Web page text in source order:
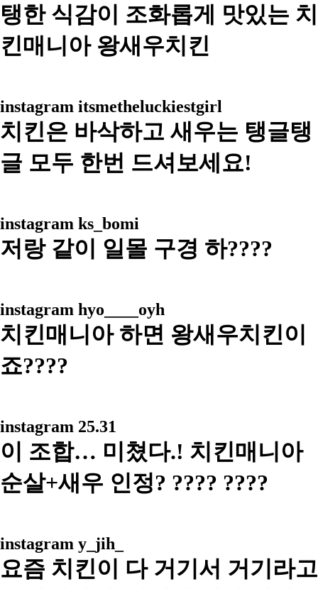
탱한 식감이 조화롭게 맛있는 치
킨매니아 왕새우치킨
instagram itsmetheluckiestgirl
치킨은 바삭하고 새우는 탱글탱
글 모두 한번 드셔보세요!
instagram ks_bomi
저랑 같이 일몰 구경 하????
instagram hyo____oyh
치킨매니아 하면 왕새우치킨이
죠????
instagram 25.31
이 조합… 미쳤다.! 치킨매니아
순살+새우 인정? ???? ????
instagram y_jih_
요즘 치킨이 다 거기서 거기라고